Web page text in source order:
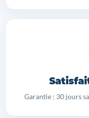
Garantie : 30 jours